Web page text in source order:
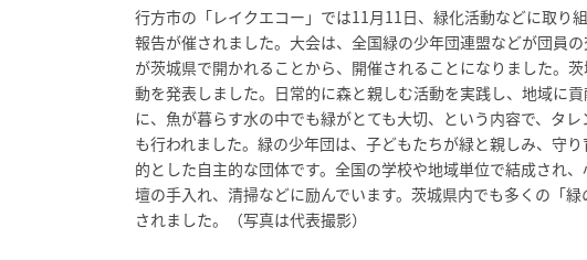
行方市の「レイクエコー」では11月11日、緑化活動などに取り
報告が催されました。大会は、全国緑の少年団連盟などが団員
が茨城県で開かれることから、開催されることになりました。
動を発表しました。日常的に森と親しむ活動を実践し、地域に
に、魚が暮らす水の中でも緑がとても大切、という内容で、タ
も行われました。緑の少年団は、子どもたちが緑と親しみ、守
的とした自主的な団体です。全国の学校や地域単位で結成され
壇の手入れ、清掃などに励んでいます。茨城県内でも多くの「
されました。（写真は代表撮影）